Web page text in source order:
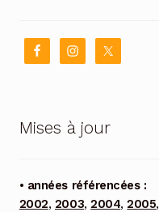
Mises à jour
• années référencées :
2002, 2003,2004,2005,